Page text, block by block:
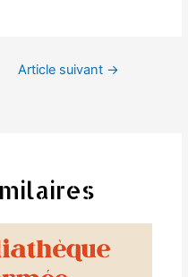
Article suivant →